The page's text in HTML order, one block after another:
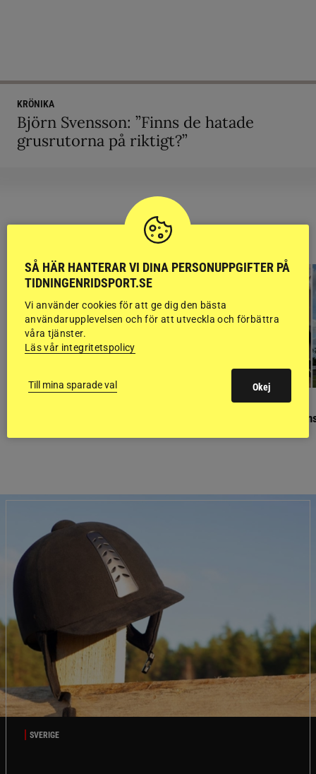
KRÖNIKA
Björn Svensson: ”Finns de hatade
grusrutorna på riktigt?”
RIDSPORT
BLOGGAR
GÄSTBLOGGEN
Så gick det på
SVERIGE
SÅ HÄR HANTERAR VI DINA PERSONUPPGIFTER PÅ
TIDNINGENRIDSPORT.SE
Vi använder cookies för att ge dig den bästa
användarupplevelsen och för att utveckla och förbättra
våra tjänster.
Läs vår integritetspolicy
Till mina sparade val Okej